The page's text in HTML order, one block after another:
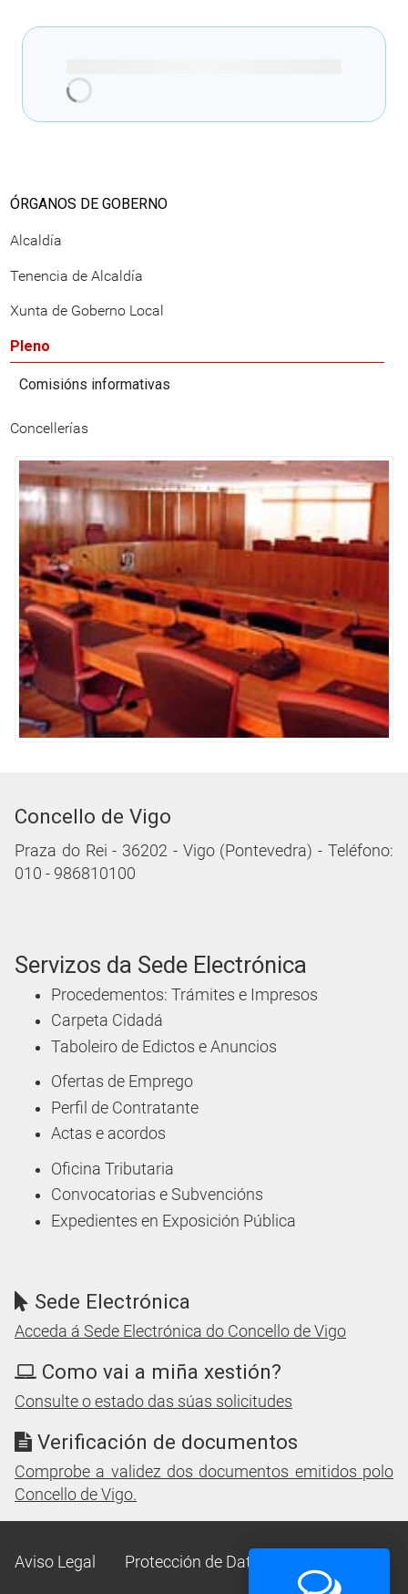
Cargando recomendacións
ÓRGANOS DE GOBERNO
Alcaldía
Tenencia de Alcaldía
Xunta de Goberno Local
Pleno
Comisións informativas
Concellerías
Concello de Vigo
Praza do Rei - 36202 - Vigo (Pontevedra) - Teléfono:
010 - 986810100
Servizos da Sede Electrónica
Procedementos: Trámites e Impresos
Carpeta Cidadá
Taboleiro de Edictos e Anuncios
Ofertas de Emprego
Perfil de Contratante
Actas e acordos
Oficina Tributaria
Convocatorias e Subvencións
Expedientes en Exposición Pública
Sede Electrónica
Acceda á Sede Electrónica do Concello de Vigo
Como vai a miña xestión?
Consulte o estado das súas solicitudes
Verificación de documentos
Comprobe a validez dos documentos emitidos polo
Concello de Vigo.
Aviso Legal Protección de Datos